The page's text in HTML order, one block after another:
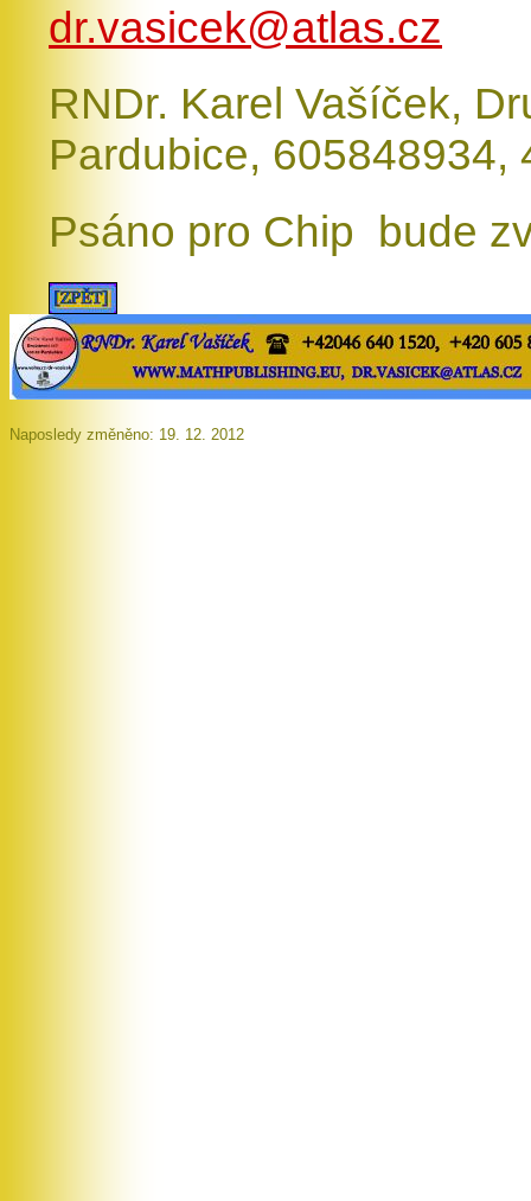
dr.vasicek@atlas.cz
RNDr. Karel Vašíček,
Pardubice, 605848934,
Psáno pro Chip bude
Naposledy změněno: 19. 12. 2012